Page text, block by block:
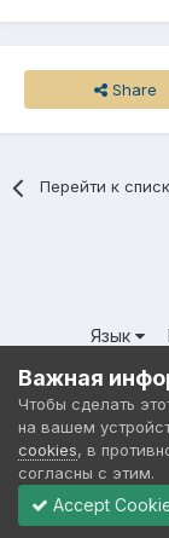
Share
Перейти к
Язык
© 2016-
Важная
Чтобы сделать
на вашем
cookies, в
согласны с этим.
Accept